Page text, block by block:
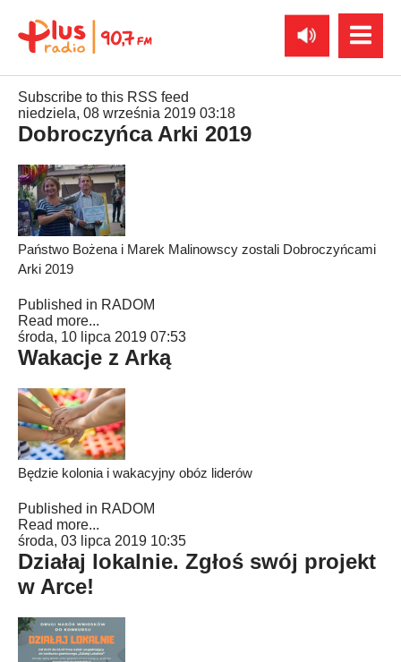
Subscribe to this RSS feed
niedziela, 08 września 2019 03:18
Dobroczyńca Arki 2019
Państwo Bożena i Marek Malinowscy zostali Dobroczyńcami
Arki 2019
Published in RADOM
Read more...
środa, 10 lipca 2019 07:53
Wakacje z Arką
Będzie kolonia i wakacyjny obóz liderów
Published in RADOM
Read more...
środa, 03 lipca 2019 10:35
Działaj lokalnie. Zgłoś swój projekt
w Arce!